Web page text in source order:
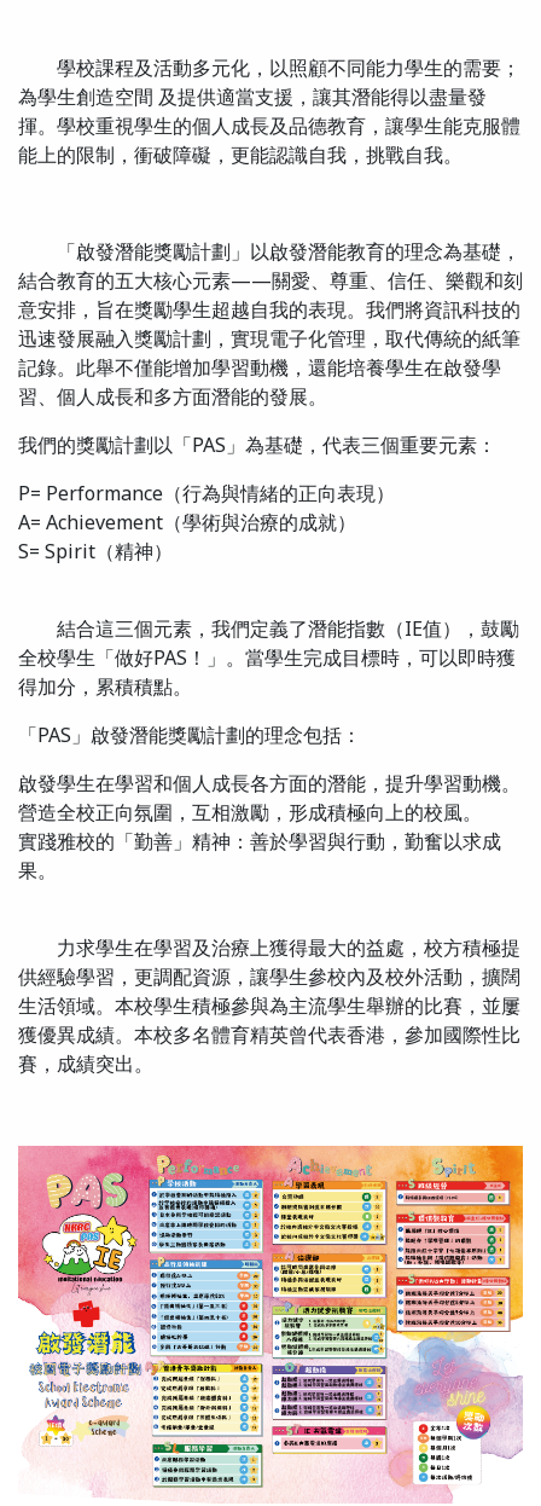
學校課程及活動多元化，以照顧不同能力學生的需要；
為學生創造空間 及提供適當支援，讓其潛能得以盡量發
揮。學校重視學生的個人成長及品德教育，讓學生能克服體
能上的限制，衝破障礙，更能認識自我，挑戰自我。
「啟發潛能獎勵計劃」以啟發潛能教育的理念為基礎，
結合教育的五大核心元素——關愛、尊重、信任、樂觀和刻
意安排，旨在獎勵學生超越自我的表現。我們將資訊科技的
迅速發展融入獎勵計劃，實現電子化管理，取代傳統的紙筆
記錄。此舉不僅能增加學習動機，還能培養學生在啟發學
習、個人成長和多方面潛能的發展。
我們的獎勵計劃以「PAS」為基礎，代表三個重要元素：
P= Performance（行為與情緒的正向表現）
A= Achievement（學術與治療的成就）
S= Spirit（精神）
結合這三個元素，我們定義了潛能指數（IE值），鼓勵
全校學生「做好PAS！」。當學生完成目標時，可以即時獲
得加分，累積積點。
「PAS」啟發潛能獎勵計劃的理念包括：
啟發學生在學習和個人成長各方面的潛能，提升學習動機。
營造全校正向氛圍，互相激勵，形成積極向上的校風。
實踐雅校的「勤善」精神：善於學習與行動，勤奮以求成
果。
力求學生在學習及治療上獲得最大的益處，校方積極提
供經驗學習，更調配資源，讓學生參校內及校外活動，擴闊
生活領域。本校學生積極參與為主流學生舉辦的比賽，並屢
獲優異成績。本校多名體育精英曾代表香港，參加國際性比
賽，成績突出。